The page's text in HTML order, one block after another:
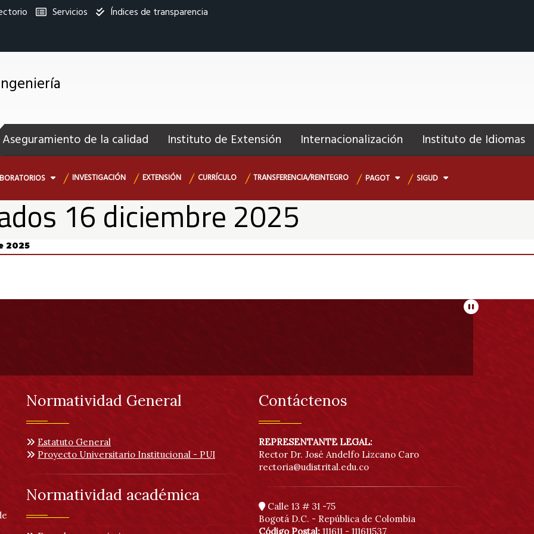
Servicios
Índices de transparencia
Aseguramiento de la calidad Instituto de Extensión Internacionalización Instituto de Idiomas
INVESTIGACIÓN EXTENSIÓN CURRÍCULO TRANSFERENCIA/REINTEGRO PAGOT SIGUD
16 diciembre 2025
2025
Normatividad General
Estatuto General
Proyecto Universitario Institucional - PUI
Normatividad académica
Contáctenos
REPRESENTANTE LEGAL:
Rector Dr. José Andelfo Lizcano Caro
rectoria@udistrital.edu.co
Calle 13 # 31 -75
Bogotá D.C. - República de Colombia
Código Postal: 111611 - 111611537